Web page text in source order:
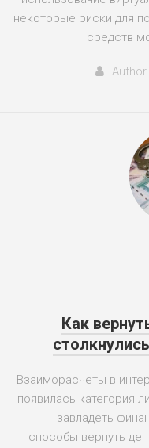
некоторые риски для
средств
Author
Как
Взаиморасчеты в
появилась категория
завладеть
способы вернуть